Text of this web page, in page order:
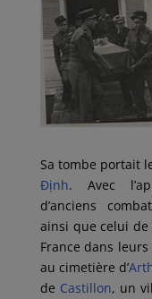
Sa tombe portait
Định. Avec
d’anciens
ainsi que celui
France dans
au cimetière d’
de Castillon, un